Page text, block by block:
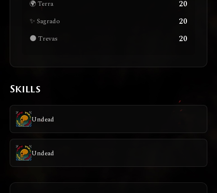
🌍 Terra 20
✨ Sagrado 20
🌑 Trevas 20
Skills
Undead
Undead